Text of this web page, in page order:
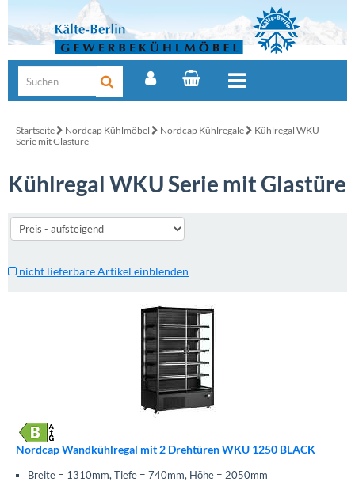
Startseite Nordcap Kühlmöbel Nordcap Kühlregale
Kühlregal WKU
Serie mit Glastüre
Kühlregal WKU Serie mit Glastüre
nicht lieferbare Artikel einblenden
Nordcap Wandkühlregal mit 2 Drehtüren WKU 1250 BLACK
Breite = 1310mm, Tiefe = 740mm, Höhe = 2050mm